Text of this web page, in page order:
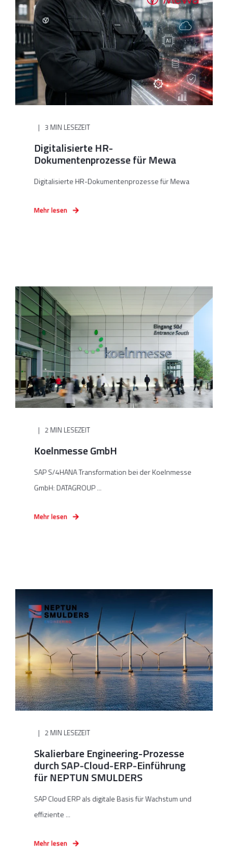
3 MIN LESEZEIT
Digitalisierte HR-
Dokumentenprozesse für Mewa
Digitalisierte HR-Dokumentenprozesse für Mewa
Mehr lesen
2 MIN LESEZEIT
Koelnmesse GmbH
SAP S/4HANA Transformation bei der Koelnmesse
GmbH: DATAGROUP ...
Mehr lesen
2 MIN LESEZEIT
Skalierbare Engineering-Prozesse
durch SAP-Cloud-ERP-Einführung
für NEPTUN SMULDERS
SAP Cloud ERP als digitale Basis für Wachstum und
effiziente ...
Mehr lesen